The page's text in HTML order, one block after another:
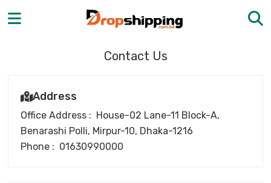
Contact Us
Address
Office Address : House-02 Lane-11 Block-A,
Benarashi Polli, Mirpur-10, Dhaka-1216
Phone : 01630990000